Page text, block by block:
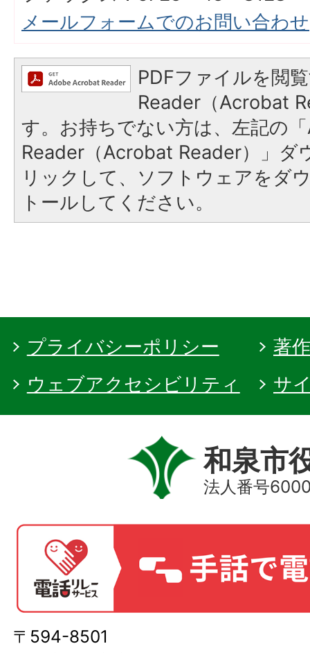
メールフォームでのお問い合わせ
PDFファイルを閲
Reader（Acrobat
す。お持ちでない方は、左記の
Reader（Acrobat Reader）」ダ
リックして、ソフトウェアをダ
トールしてください。
プライバシーポリシー
著
ウェブアクセシビリティ
サ
和泉市
法人番号
〒594-8501